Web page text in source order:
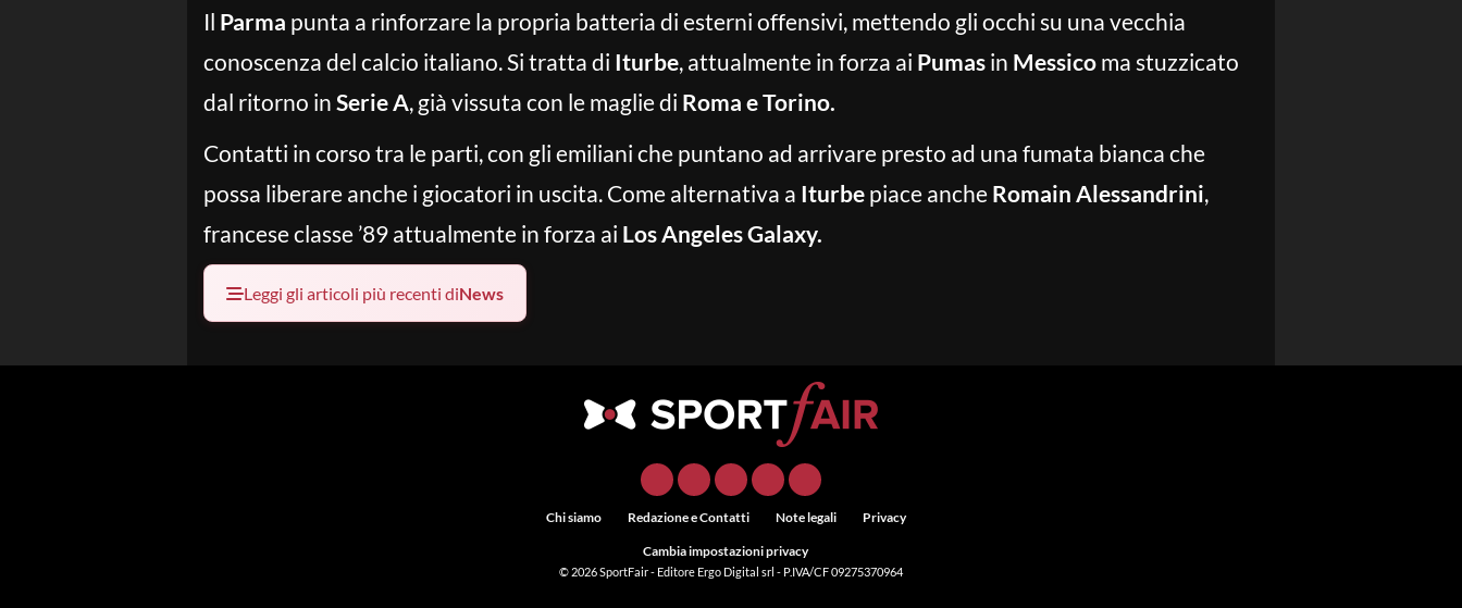
Il Parma punta a rinforzare la propria batteria di esterni offensivi, mettendo gli occhi su una vecchia
conoscenza del calcio italiano. Si tratta di Iturbe, attualmente in forza ai Pumas in Messico ma stuzzicato
dal ritorno in Serie A, già vissuta con le maglie di Roma e Torino.
Contatti in corso tra le parti, con gli emiliani che puntano ad arrivare presto ad una fumata bianca che
possa liberare anche i giocatori in uscita. Come alternativa a Iturbe piace anche Romain Alessandrini,
francese classe ’89 attualmente in forza ai Los Angeles Galaxy.
Leggi gli articoli più recenti diNews
Chi siamo Redazione e Contatti Note legali Privacy
Cambia impostazioni privacy
© 2026SportFair- Editore Ergo Digital srl - P.IVA/CF 09275370964